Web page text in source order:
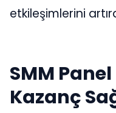
etkileşimlerini
SMM
Kazanç